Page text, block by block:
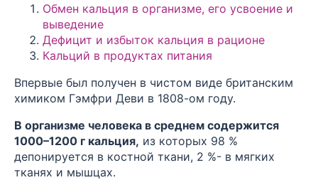
Обмен кальция в организме, его усвоение и
выведение
Дефицит и избыток кальция в рационе
Кальций в продуктах питания
Впервые был получен в чистом виде британским
химиком Гэмфри Деви в 1808-ом году.
В организме человека в среднем содержится
1000–1200 г кальция, из которых 98 %
депонируется в костной ткани, 2 %- в мягких
тканях и мышцах.